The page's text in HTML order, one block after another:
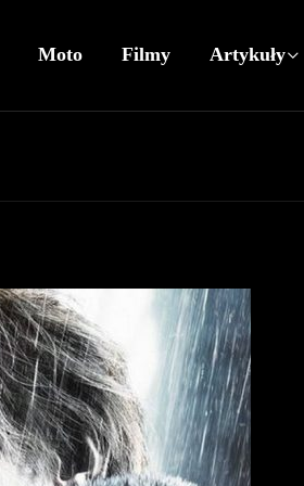
Moto Filmy Artykuły